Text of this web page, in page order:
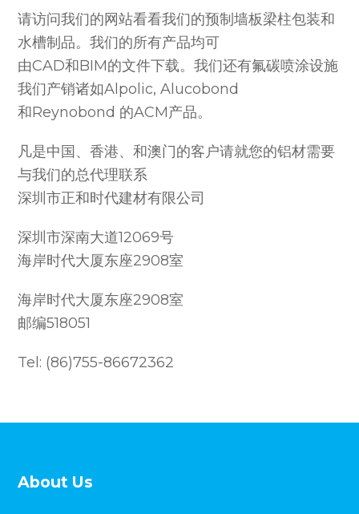
请访问我们的网站看看我们的预制墙板梁柱包装和
水槽制品。我们的所有产品均可
由CAD和BIM的文件下载。我们还有氟碳喷涂设施
我们产销诸如Alpolic, Alucobond
和Reynobond 的ACM产品。
凡是中国、香港、和澳门的客户请就您的铝材需要
与我们的总代理联系
深圳市正和时代建材有限公司
深圳市深南大道12069号
海岸时代大厦东座2908室
海岸时代大厦东座2908室
邮编518051
Tel: (86)755-86672362
About Us